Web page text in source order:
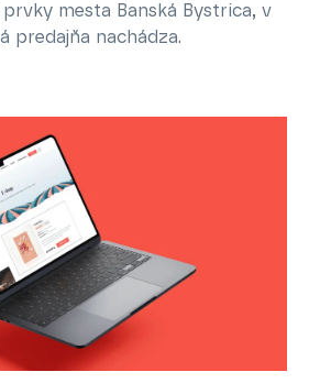
mesta Banská Bystrica, v
predajňa nachádza.